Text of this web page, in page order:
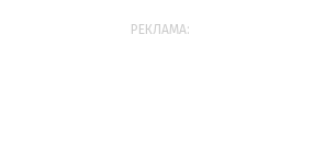
РЕКЛАМА: